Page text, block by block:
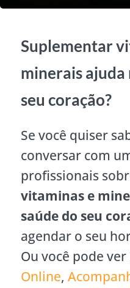
Suplementar
minerais ajuda
seu coração?
Se você quiser
conversar com
profissionais
vitaminas e
saúde do seu
agendar o seu
Ou você pode
Online,